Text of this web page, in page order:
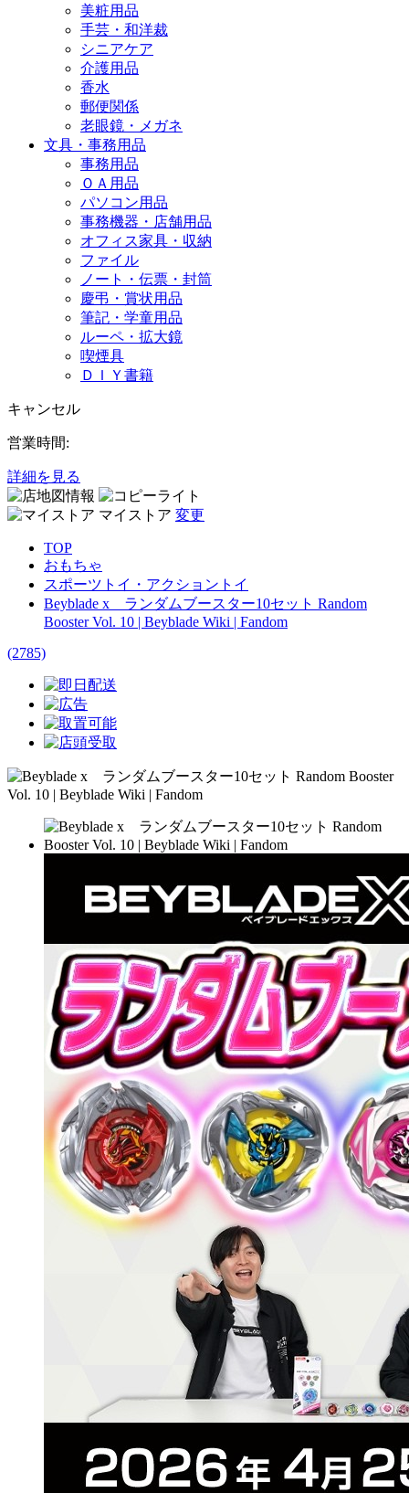
美粧用品
手芸・和洋裁
シニアケア
介護用品
香水
郵便関係
老眼鏡・メガネ
文具・事務用品
事務用品
ＯＡ用品
パソコン用品
事務機器・店舗用品
オフィス家具・収納
ファイル
ノート・伝票・封筒
慶弔・賞状用品
筆記・学童用品
ルーペ・拡大鏡
喫煙具
ＤＩＹ書籍
キャンセル
営業時間:
詳細を見る
マイストア 変更
TOP
おもちゃ
スポーツトイ・アクショントイ
Beyblade x ランダムブースター10セット Random
Booster Vol. 10 | Beyblade Wiki | Fandom
(2785)